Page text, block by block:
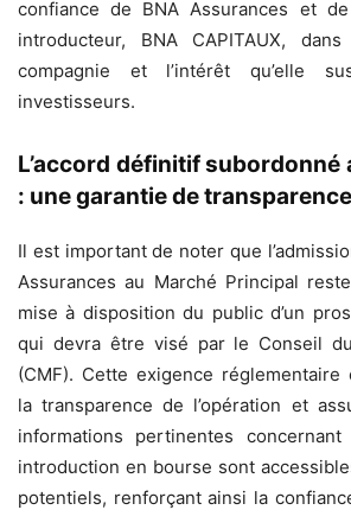
confiance de BNA Assurances et
introducteur, BNA CAPITAUX,
compagnie et l’intérêt qu’elle
investisseurs.
L’accord définitif subordonné
: une garantie de transparence
Il est important de noter que
Assurances au Marché Principal
mise à disposition du public d’un
qui devra être visé par le Conseil
(CMF). Cette exigence
la transparence de l’opération et
informations pertinentes
introduction en bourse sont
potentiels, renforçant ainsi la